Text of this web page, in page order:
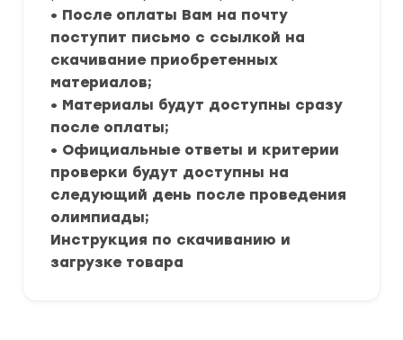
• После оплаты Вам на почту
поступит письмо с ссылкой на
скачивание приобретенных
материалов;
• Материалы будут доступны сразу
после оплаты;
• Официальные ответы и критерии
проверки будут доступны на
следующий день после проведения
олимпиады;
Инструкция по скачиванию и
загрузке товара